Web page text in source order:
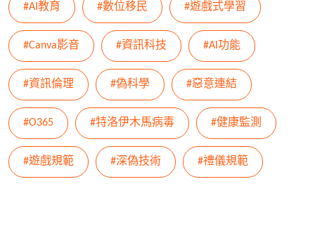
#AI教育 #數位移民 #遊戲式學習
#Canva影音 #資訊科技 #AI功能
#資訊倫理 #偽科學 #惡意連結
#O365 #特洛伊木馬病毒 #健康監測
#遊戲規範 #深偽技術 #禮儀規範